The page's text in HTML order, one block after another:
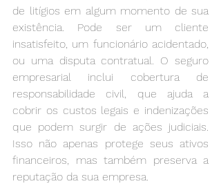
de litígios em algum momento de sua
existência. Pode ser um cliente
insatisfeito, um funcionário acidentado,
ou uma disputa contratual. O seguro
empresarial inclui cobertura de
responsabilidade civil, que ajuda a
cobrir os custos legais e indenizações
que podem surgir de ações judiciais.
Isso não apenas protege seus ativos
financeiros, mas também preserva a
reputação da sua empresa.